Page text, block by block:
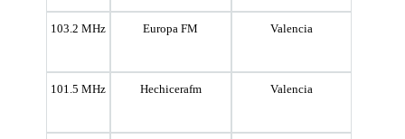
103.2 MHz Europa FM Valencia
101.5 MHz Hechicerafm Valencia